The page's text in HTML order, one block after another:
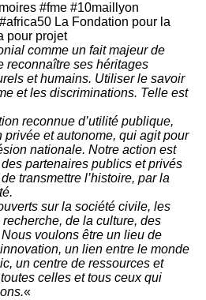
#fme #10maillyon
La Fondation pour la
pour projet
comme un fait majeur de
reconnaître ses héritages
et humains. Utiliser le savoir
et les discriminations. Telle est
reconnue d’utilité publique,
privée et autonome, qui agit pour
nationale. Notre action est
partenaires publics et privés
transmettre l’histoire, par la
sur la société civile, les
de la culture, des
voulons être un lieu de
un lien entre le monde
un centre de ressources et
celles et tous ceux qui
«